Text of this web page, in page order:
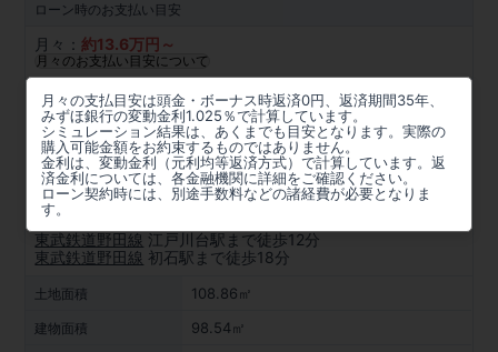
ローン時のお支払い目安
月々：約13.6万円～
月々のお支払い目安について
月々の支払目安は頭金・ボーナス時返済0円、返済期間35年、
みずほ銀行の変動金利1.025％で計算しています。
シミュレーション結果は、あくまでも目安となります。実際の
購入可能金額をお約束するものではありません。
金利は、変動金利（元利均等返済方式）で計算しています。返
済金利については、各金融機関に詳細をご確認ください。
ローン契約時には、別途手数料などの諸経費が必要となりま
す。
所在地
千葉県柏市西原３丁目576番1292(地番)
周辺マップを見る
アクセス
東武鉄道野田線 江戸川台駅まで徒歩12分
東武鉄道野田線 初石駅まで徒歩18分
土地面積 108.86㎡
建物面積 98.54㎡